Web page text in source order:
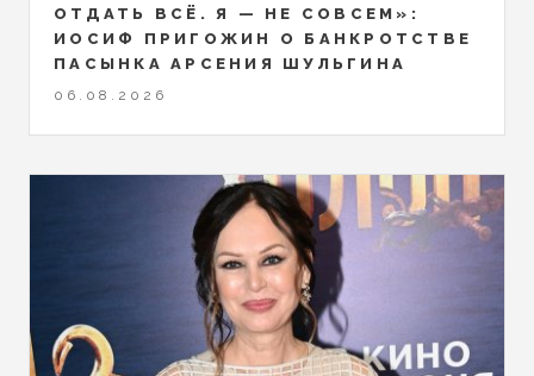
ОТДАТЬ ВСЁ. Я — НЕ СОВСЕМ»:
ИОСИФ ПРИГОЖИН О БАНКРОТСТВЕ
ПАСЫНКА АРСЕНИЯ ШУЛЬГИНА
06.08.2026